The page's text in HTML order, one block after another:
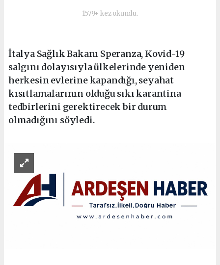
1579+ kez okundu.
İtalya Sağlık Bakanı Speranza, Kovid-19
salgını dolayısıyla ülkelerinde yeniden
herkesin evlerine kapandığı, seyahat
kısıtlamalarının olduğu sıkı karantina
tedbirlerini gerektirecek bir durum
olmadığını söyledi.